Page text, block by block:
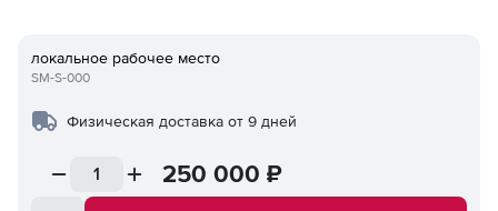
локальное рабочее место
SM-S-000
Физическая доставка от 9 дней
250 000 ₽